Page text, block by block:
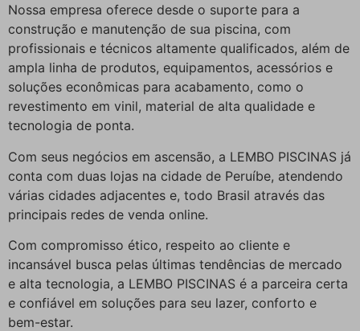
Nossa empresa oferece desde o suporte para a
construção e manutenção de sua piscina, com
profissionais e técnicos altamente qualificados, além de
ampla linha de produtos, equipamentos, acessórios e
soluções econômicas para acabamento, como o
revestimento em vinil, material de alta qualidade e
tecnologia de ponta.
Com seus negócios em ascensão, a LEMBO PISCINAS já
conta com duas lojas na cidade de Peruíbe, atendendo
várias cidades adjacentes e, todo Brasil através das
principais redes de venda online.
Com compromisso ético, respeito ao cliente e
incansável busca pelas últimas tendências de mercado
e alta tecnologia, a LEMBO PISCINAS é a parceira certa
e confiável em soluções para seu lazer, conforto e
bem-estar.